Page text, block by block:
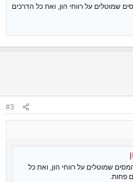
שמוטלים על רווחי הון, ואת כל הדרכים
#3
שמוטלים על רווחי הון, ואת כל
פחות.